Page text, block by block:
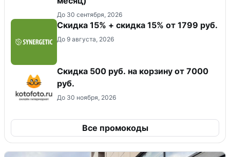
До 30 сентября, 2026
Скидка 15% + скидка 15% от 1799 руб.
До 9 августа, 2026
Скидка 500 руб. на корзину от 7000
руб.
До 30 ноября, 2026
Все промокоды